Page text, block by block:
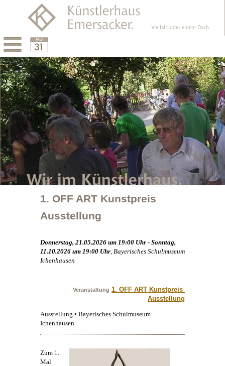
1. OFF ART Kunstpreis
Ausstellung
Donnerstag, 21.05.2026 um 19:00 Uhr - Sonntag,
11.10.2026 um 19:00 Uhr , Bayerisches Schulmuseum
Ichenhausen
Veranstaltung 1. OFF ART Kunstpreis
Ausstellung
Ausstellung • Bayerisches Schulmuseum
Ichenhausen
Zum 1.
Mal